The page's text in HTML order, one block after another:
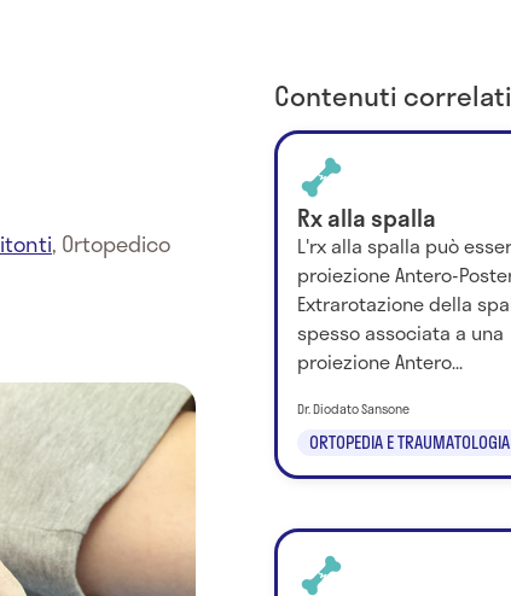
, Ortopedico
Contenuti correlati
Rx alla spalla
L'rx alla spalla può
proiezione Antero-
Extrarotazione della
spesso associata a una
proiezione Antero...
ORTOPEDIA E TRAUMATOLOGIA
Dr. Diodato Sansone